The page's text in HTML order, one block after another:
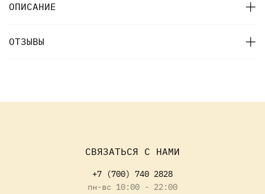
ОПИСАНИЕ
ОТЗЫВЫ
СВЯЗАТЬСЯ С НАМИ
+7 (700) 740 2828
пн-вс 10:00 - 22:00